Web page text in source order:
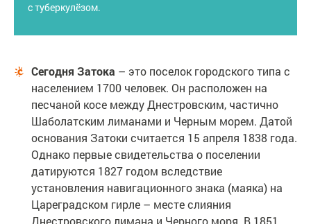
с туберкулёзом.
Сегодня Затока – это поселок городского типа с
населением 1700 человек. Он расположен на
песчаной косе между Днестровским, частично
Шаболатским лиманами и Черным морем. Датой
основания Затоки считается 15 апреля 1838 года.
Однако первые свидетельства о поселении
датируются 1827 годом вследствие
установления навигационного знака (маяка) на
Цареградском гирле – месте слияния
Днестровского лимана и Черного моря. В 1851